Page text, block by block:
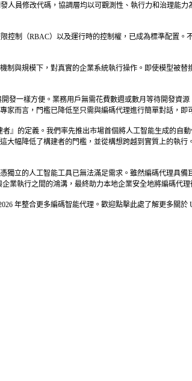
員修改代碼，協調層均以可觀測性、執行力和治理能力
制（RBAC）以及運行時的控制權，已成為標準配置
與規模下，對真實的企業系統執行操作。即使模型被
發一樣方便。業務用戶無需花費數週或數月等待開發資
而言，門檻已降低至只需與編碼代理進行簡單對話，即
』的定義。我們率先推出市場首個將人工智能生成的
幅降低了構建者的門檻，並從構想跨越到實質上的執
立的人工智能工具已無法滿足需求。雖然編碼代理具
業執行之間的鴻溝，最終助力本地企業安全地將編碼代
年整合更多編碼智能代理。歡迎點擊此處了解更多關於